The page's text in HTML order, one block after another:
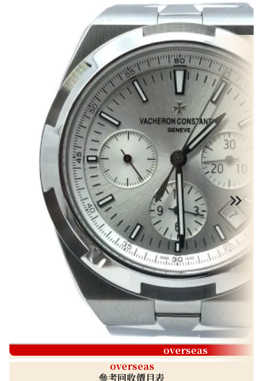
overseas
overseas
參考回收價目表